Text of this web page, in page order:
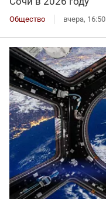
Общество вчера, 16:50